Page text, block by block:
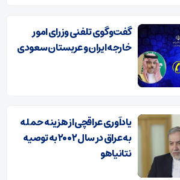
گفت‌وگوی تلفنی وزرای امور
خارجه ایران و عربستان سعودی
یادآوری عراقچی از هزینه حمله
به عراق در سال ۲۰۰۲ به توصیه‌
نتانیاهو